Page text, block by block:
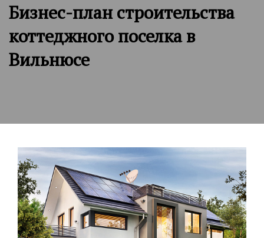
Бизнес-план строительства
коттеджного поселка в
Вильнюсе